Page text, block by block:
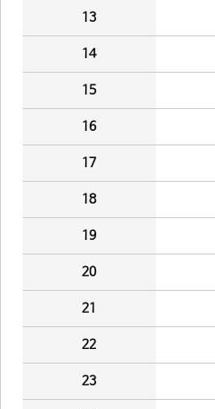
13
14
15
16
17
18
19
20
21
22
23